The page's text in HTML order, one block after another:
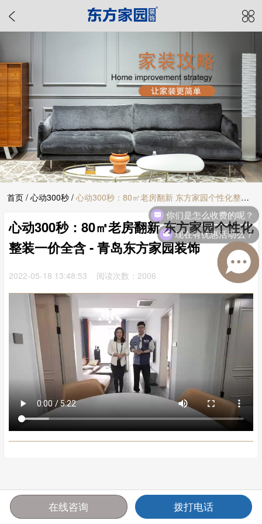
首页 / 心动300秒 / 心动300秒：80㎡老房翻新 东方家园个性化整装
一价全含 - 青岛东方家园装饰
心动300秒：80㎡老房翻新 东方家园个性化
整装一价全含 - 青岛东方家园装饰
2022-05-18 13:48:53 阅读次数：2006
首页 报价 电话 咨询
你们是怎么收费的呢？
现在有优惠活动么？
在线咨询 拨打电话